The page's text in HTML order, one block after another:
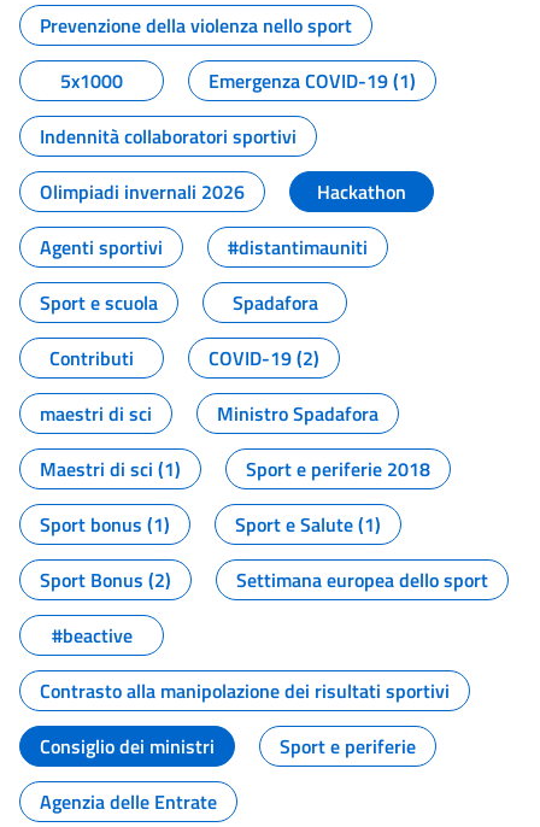
Tutti i contenuti della pagina
Prevenzione della violenza nello sport
5x1000
Emergenza COVID-19 (1)
Indennità collaboratori sportivi
Olimpiadi invernali 2026
Hackathon
Agenti sportivi
#distantimauniti
Sport e scuola
Spadafora
Contributi
COVID-19 (2)
maestri di sci
Ministro Spadafora
Maestri di sci (1)
Sport e periferie 2018
Sport bonus (1)
Sport e Salute (1)
Sport Bonus (2)
Settimana europea dello sport
#beactive
Contrasto alla manipolazione dei risultati sportivi
Consiglio dei ministri
Sport e periferie
Agenzia delle Entrate